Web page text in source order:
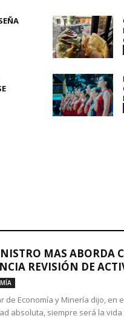
MAS ABORDA
REVISIÓN DE
de Economía y Minería dijo, en
absoluta, siempre será la